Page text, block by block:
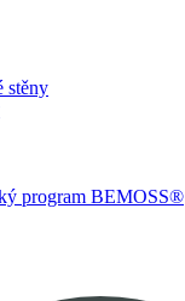
stěny
program BEMOSS®